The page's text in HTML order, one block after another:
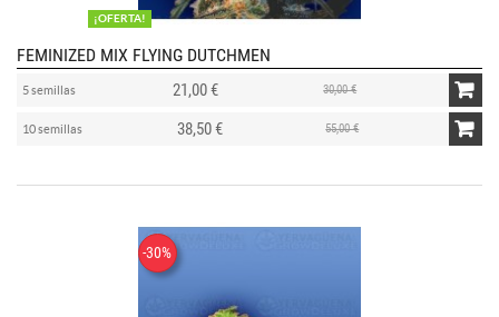
¡OFERTA!
FEMINIZED MIX FLYING DUTCHMEN
5 semillas 21,00 € 30,00 €
10 semillas 38,50 € 55,00 €
-30%